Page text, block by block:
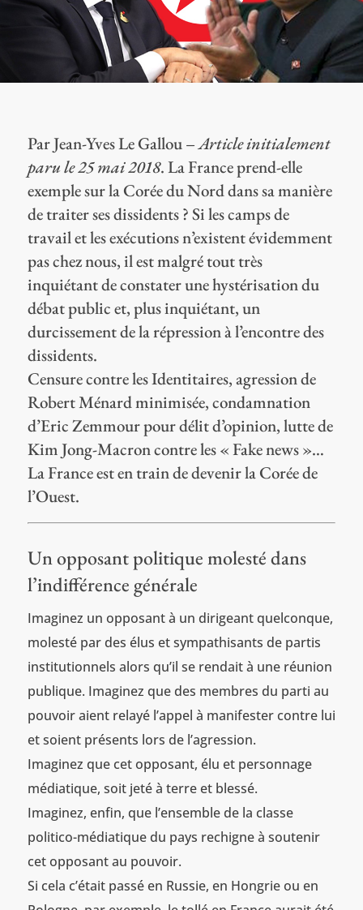
Par Jean-Yves Le Gallou –Article initialement
paru le 25 mai 2018. La France prend-elle
exemple sur la Corée du Nord dans sa manière
de traiter ses dissidents ? Si les camps de
travail et les exécutions n’existent évidemment
pas chez nous, il est malgré tout très
inquiétant de constater une hystérisation du
débat public et, plus inquiétant, un
durcissement de la répression à l’encontre des
dissidents.
Censure contre les Identitaires, agression de
Robert Ménard minimisée, condamnation
d’Eric Zemmour pour délit d’opinion, lutte de
Kim Jong-Macron contre les « Fake news »…
La France est en train de devenir la Corée de
l’Ouest.
Un opposant politique molesté dans
l’indifférence générale
Imaginez un opposant à un dirigeant quelconque,
molesté par des élus et sympathisants de partis
institutionnels alors qu’il se rendait à une réunion
publique. Imaginez que des membres du parti au
pouvoir aient relayé l’appel à manifester contre lui
et soient présents lors de l’agression.
Imaginez que cet opposant, élu et personnage
médiatique, soit jeté à terre et blessé.
Imaginez, enfin, que l’ensemble de la classe
politico-médiatique du pays rechigne à soutenir
cet opposant au pouvoir.
Si cela c’était passé en Russie, en Hongrie ou en